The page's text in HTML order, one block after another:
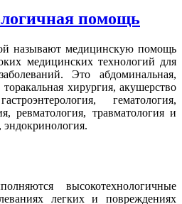
помощь
называют медицинскую помощь
медицинских технологий для
Это абдоминальная,
торакальная хирургия, акушерство
гематология,
ревматология, травматология и
эндокринология.
высокотехнологичные
легких и повреждениях